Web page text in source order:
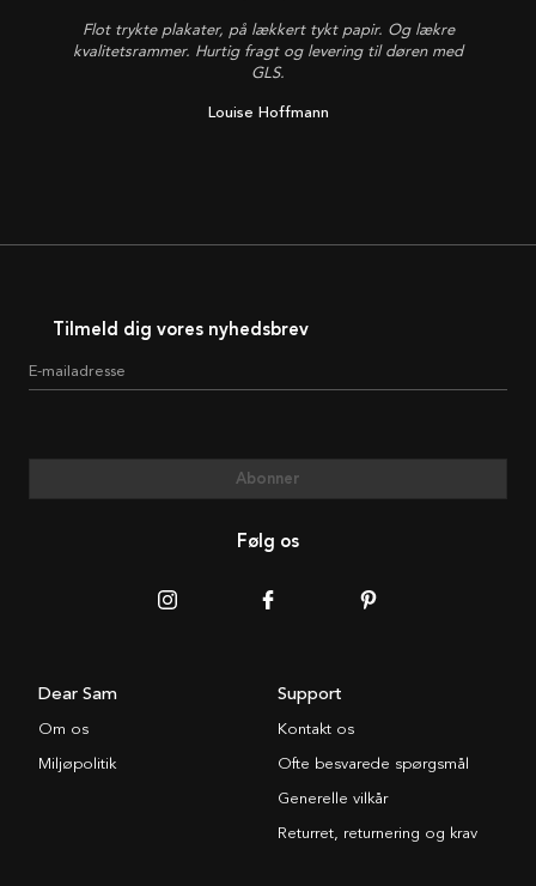
Flot trykte plakater, på lækkert tykt papir. Og lækre
kvalitetsrammer. Hurtig fragt og levering til døren med
GLS.
Louise Hoffmann
Tilmeld dig vores nyhedsbrev
E-mailadresse
Abonner
Følg os
Dear Sam
Om os
Miljøpolitik
Support
Kontakt os
Ofte besvarede spørgsmål
Generelle vilkår
Returret, returnering og krav